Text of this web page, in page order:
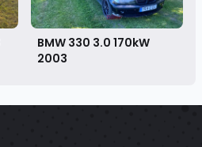
BMW 330 3.0 170kW
2003